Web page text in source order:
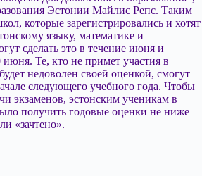
Эстонии Майлис Репс. Таким
которые зарегистрировались и хотят
языку, математике и
сделать это в течение июня и
июня. Те, кто не примет участия в
недоволен своей оценкой, смогут
следующего учебного года. Чтобы
экзаменов, эстонским ученикам в
получить годовые оценки не ниже
«зачтено».